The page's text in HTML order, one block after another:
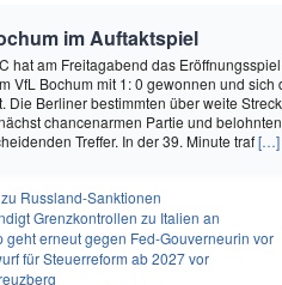
im Auftaktspiel
hat am Freitagabend das
VfL Bochum mit 1: 0 gewonnen und sich
Die Berliner bestimmten über weite
chancenarmen Partie und
Treffer. In der 39. Minute traf[…]
Russland-Sanktionen
Grenzkontrollen zu Italien an
geht erneut gegen Fed-Gouverneurin vor
für Steuerreform ab 2027 vor